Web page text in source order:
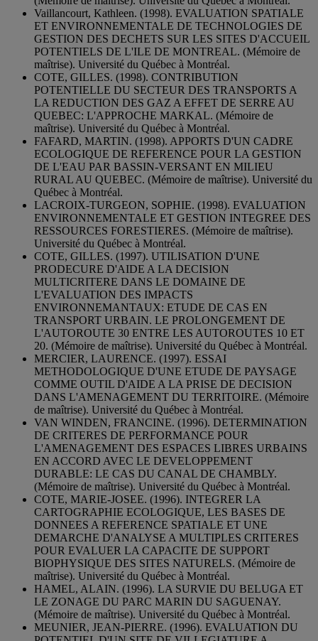
Vaillancourt, Kathleen. (1998). EVALUATION SPATIALE
ET ENVIRONNEMENTALE DE TECHNOLOGIES DE
GESTION DES DECHETS SUR LES SITES D'ACCUEIL
POTENTIELS DE L'ILE DE MONTREAL. (Mémoire de
maîtrise). Université du Québec à Montréal.
COTE, GILLES. (1998). CONTRIBUTION
POTENTIELLE DU SECTEUR DES TRANSPORTS A
LA REDUCTION DES GAZ A EFFET DE SERRE AU
QUEBEC: L'APPROCHE MARKAL. (Mémoire de
maîtrise). Université du Québec à Montréal.
FAFARD, MARTIN. (1998). APPORTS D'UN CADRE
ECOLOGIQUE DE REFERENCE POUR LA GESTION
DE L'EAU PAR BASSIN-VERSANT EN MILIEU
RURAL AU QUEBEC. (Mémoire de maîtrise). Université du
Québec à Montréal.
LACROIX-TURGEON, SOPHIE. (1998). EVALUATION
ENVIRONNEMENTALE ET GESTION INTEGREE DES
RESSOURCES FORESTIERES. (Mémoire de maîtrise).
Université du Québec à Montréal.
COTE, GILLES. (1997). UTILISATION D'UNE
PRODECURE D'AIDE A LA DECISION
MULTICRITERE DANS LE DOMAINE DE
L'EVALUATION DES IMPACTS
ENVIRONNEMANTAUX: ETUDE DE CAS EN
TRANSPORT URBAIN. LE PROLONGEMENT DE
L'AUTOROUTE 30 ENTRE LES AUTOROUTES 10 ET
20. (Mémoire de maîtrise). Université du Québec à Montréal.
MERCIER, LAURENCE. (1997). ESSAI
METHODOLOGIQUE D'UNE ETUDE DE PAYSAGE
COMME OUTIL D'AIDE A LA PRISE DE DECISION
DANS L'AMENAGEMENT DU TERRITOIRE. (Mémoire
de maîtrise). Université du Québec à Montréal.
VAN WINDEN, FRANCINE. (1996). DETERMINATION
DE CRITERES DE PERFORMANCE POUR
L'AMENAGEMENT DES ESPACES LIBRES URBAINS
EN ACCORD AVEC LE DEVELOPPEMENT
DURABLE: LE CAS DU CANAL DE CHAMBLY.
(Mémoire de maîtrise). Université du Québec à Montréal.
COTE, MARIE-JOSEE. (1996). INTEGRER LA
CARTOGRAPHIE ECOLOGIQUE, LES BASES DE
DONNEES A REFERENCE SPATIALE ET UNE
DEMARCHE D'ANALYSE A MULTIPLES CRITERES
POUR EVALUER LA CAPACITE DE SUPPORT
BIOPHYSIQUE DES SITES NATURELS. (Mémoire de
maîtrise). Université du Québec à Montréal.
HAMEL, ALAIN. (1996). LA SURVIE DU BELUGA ET
LE ZONAGE DU PARC MARIN DU SAGUENAY.
(Mémoire de maîtrise). Université du Québec à Montréal.
MEUNIER, JEAN-PIERRE. (1996). EVALUATION DU